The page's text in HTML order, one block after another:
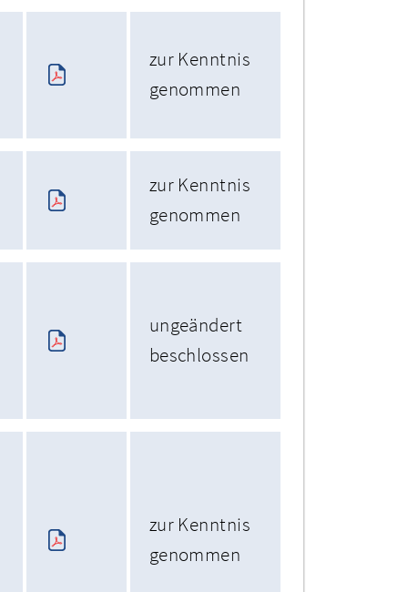
zur Kenntnis
genommen
zur Kenntnis
genommen
ungeändert
beschlossen
zur Kenntnis
genommen